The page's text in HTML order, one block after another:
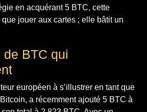
en acquérant 5 BTC, cette
jouer aux cartes ; elle bâtit un
BTC qui
européen à s’illustrer en tant que
a récemment ajouté 5 BTC à